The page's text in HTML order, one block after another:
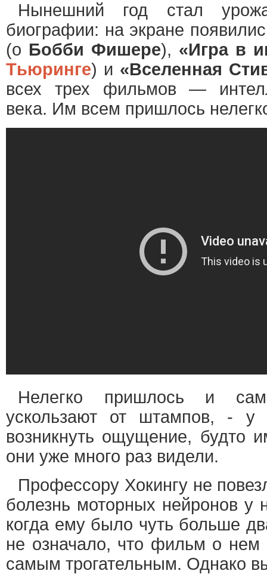
Нынешний год стал
биографии: на экране
(о Бобби Фишере), «Игра в
Тьюринге) и «Вселенная
всех трех фильмов —
века. Им всем пришлось
Нелегко пришлось и
ускользают от штампов, - у
возникнуть ощущение, будто
они уже много раз видели.
Профессору Хокингу не
болезнь моторных нейронов у
когда ему было чуть больше
не означало, что фильм о нем
самым трогательным. Однако